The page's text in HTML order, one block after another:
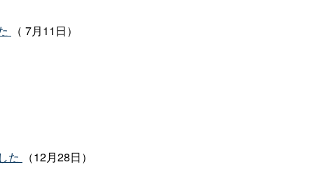
（ 7月11日）
た
（12月28日）